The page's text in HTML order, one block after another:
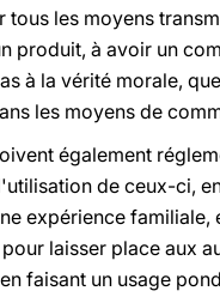
tous les moyens
produit, à avoir un
à la vérité morale,
les moyens de
également
de ceux-ci,
expérience
laisser place aux
faisant un usage